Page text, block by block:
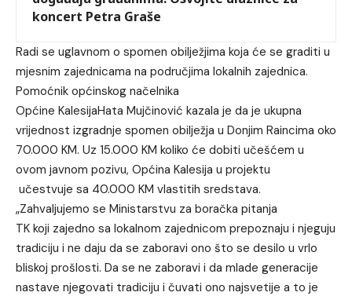
koncert Petra Graše
Radi se uglavnom o spomen obilježjima koja će se graditi u
mjesnim zajednicama na područjima lokalnih zajednica.
Pomoćnik općinskog načelnika
Općine KalesijaHata Mujčinović kazala je da je ukupna
vrijednost izgradnje spomen obilježja u Donjim Raincima oko
70.000 KM. Uz 15.000 KM koliko će dobiti učešćem u
ovom javnom pozivu, Općina Kalesija u projektu
učestvuje sa 40.000 KM vlastitih sredstava.
„Zahvaljujemo se Ministarstvu za boračka pitanja
TK koji zajedno sa lokalnom zajednicom prepoznaju i njeguju
tradiciju i ne daju da se zaboravi ono što se desilo u vrlo
bliskoj prošlosti. Da se ne zaboravi i da mlade generacije
nastave njegovati tradiciju i čuvati ono najsvetije a to je